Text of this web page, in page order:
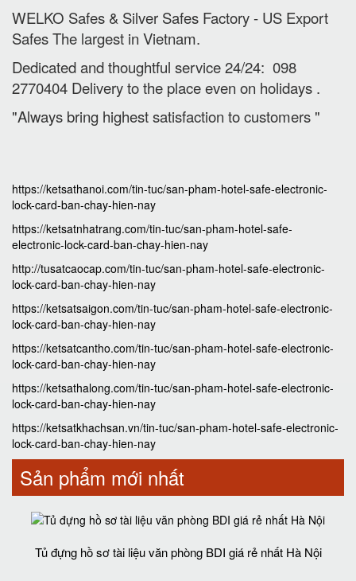
WELKO Safes & Silver Safes Factory - US Export
Safes The largest in Vietnam.
Dedicated and thoughtful service 24/24: 098
2770404 Delivery to the place even on holidays .
"Always bring highest satisfaction to customers "
https://ketsathanoi.com/tin-tuc/san-pham-hotel-safe-electronic-
lock-card-ban-chay-hien-nay
https://ketsatnhatrang.com/tin-tuc/san-pham-hotel-safe-
electronic-lock-card-ban-chay-hien-nay
http://tusatcaocap.com/tin-tuc/san-pham-hotel-safe-electronic-
lock-card-ban-chay-hien-nay
https://ketsatsaigon.com/tin-tuc/san-pham-hotel-safe-electronic-
lock-card-ban-chay-hien-nay
https://ketsatcantho.com/tin-tuc/san-pham-hotel-safe-electronic-
lock-card-ban-chay-hien-nay
https://ketsathalong.com/tin-tuc/san-pham-hotel-safe-electronic-
lock-card-ban-chay-hien-nay
https://ketsatkhachsan.vn/tin-tuc/san-pham-hotel-safe-electronic-
lock-card-ban-chay-hien-nay
Sản phẩm mới nhất
Tủ đựng hồ sơ tài liệu văn phòng BDI giá rẻ nhất Hà Nội